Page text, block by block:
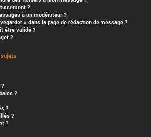
?
à un modérateur ?
» dans la page de rédaction de message ?
être validé ?
?
sujets
?
?
?
?